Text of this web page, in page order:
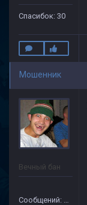
Спасибок: 30
Мошенник
Вечный бан
Сообщений: 133